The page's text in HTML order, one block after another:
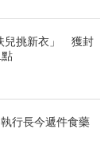
兒挑新衣」 獲封
行長今遞件食藥